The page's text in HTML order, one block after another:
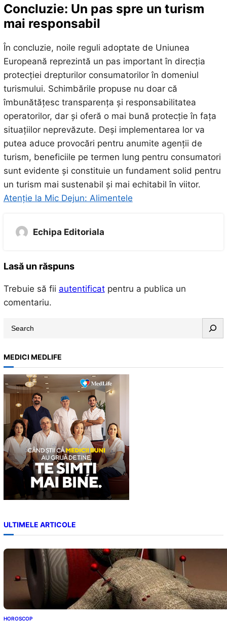
Concluzie: Un pas spre un turism
mai responsabil
În concluzie, noile reguli adoptate de Uniunea
Europeană reprezintă un pas important în direcția
protecției drepturilor consumatorilor în domeniul
turismului. Schimbările propuse nu doar că
îmbunătățesc transparența și responsabilitatea
operatorilor, dar și oferă o mai bună protecție în fața
situațiilor neprevăzute. Deși implementarea lor va
putea aduce provocări pentru anumite agenții de
turism, beneficiile pe termen lung pentru consumatori
sunt evidente și constituie un fundament solid pentru
un turism mai sustenabil și mai echitabil în viitor.
Atenție la Mic Dejun: Alimentele
Echipa Editoriala
Lasă un răspuns
Trebuie să fii autentificatpentru a publica un
comentariu.
a
r
c
h
MEDICI MEDLIFE
ULTIMELE ARTICOLE
HOROSCOP